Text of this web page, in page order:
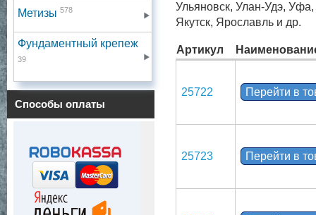
Метизы 578
Фундаментный крепеж
39
Способы оплаты
Ульяновск, Улан-Удэ,
Якутск, Ярославль и др.
Артикул
25722 Перейти в
25723 Перейти в